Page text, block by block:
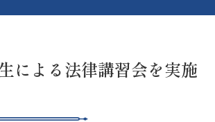
による法律講習会を実施